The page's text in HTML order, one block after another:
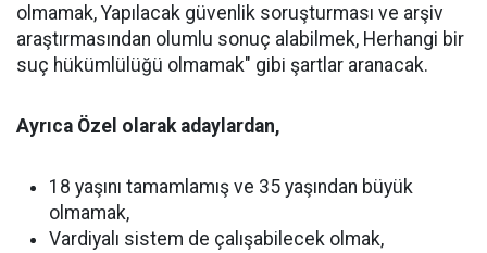
olmamak, Yapılacak güvenlik soruşturması ve arşiv
araştırmasından olumlu sonuç alabilmek, Herhangi bir
suç hükümlülüğü olmamak" gibi şartlar aranacak.
Ayrıca Özel olarak adaylardan,
18 yaşını tamamlamış ve 35 yaşından büyük
olmamak,
Vardiyalı sistem de çalışabilecek olmak,